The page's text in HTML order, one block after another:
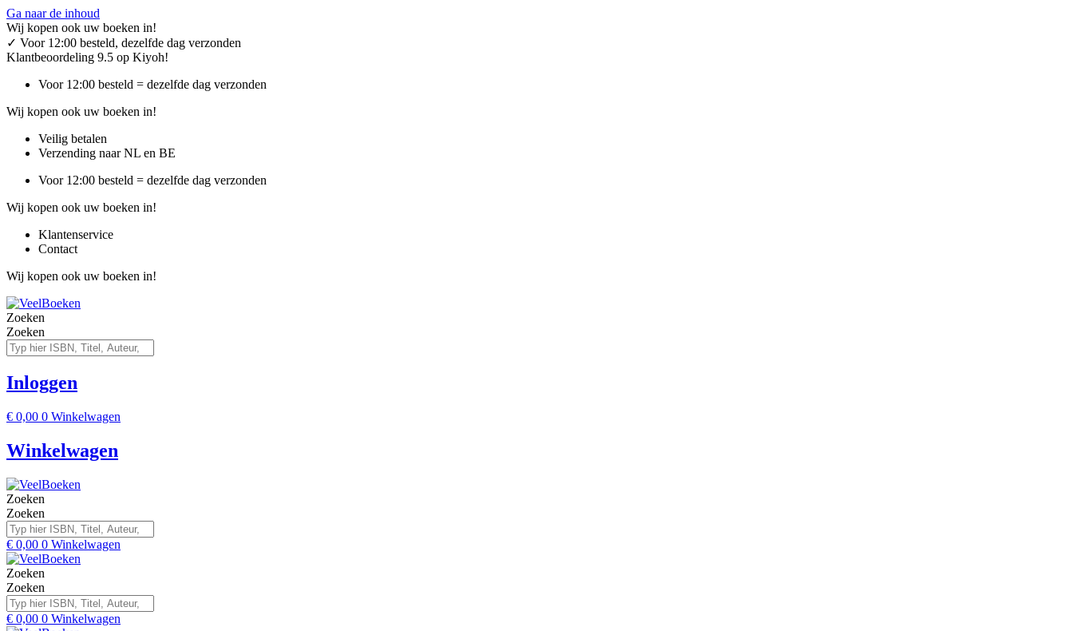
Ga naar de inhoud
Wij kopen ook uw boeken in!
✓ Voor 12:00 besteld, dezelfde dag verzonden
Klantbeoordeling 9.5 op Kiyoh!
Voor 12:00 besteld = dezelfde dag verzonden
Wij kopen ook uw boeken in!
Veilig betalen
Verzending naar NL en BE
Voor 12:00 besteld = dezelfde dag verzonden
Wij kopen ook uw boeken in!
Klantenservice
Contact
Wij kopen ook uw boeken in!
Zoeken
Zoeken
Inloggen
€ 0,00 0 Winkelwagen
Winkelwagen
Zoeken
Zoeken
€ 0,00 0 Winkelwagen
Zoeken
Zoeken
€ 0,00 0 Winkelwagen